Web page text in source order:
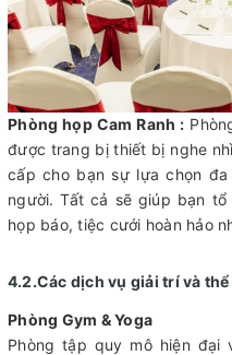
Phòng họp Cam Ranh :
được trang bị thiết bị nghe
cấp cho bạn sự lựa chọn
người. Tất cả sẽ giúp bạn
họp báo, tiệc cưới hoàn hảo
4.2.Các dịch vụ giải trí và
Phòng Gym & Yoga
Phòng tập quy mô hiện đại